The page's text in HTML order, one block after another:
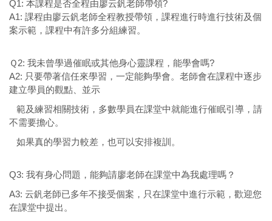
Q1: 本課程是否全程由廖云釩老師帶領?
A1: 課程由廖云釩老師全程教授帶領，課程進行時進行技術及個
案示範，課程中有許多分組練習。
Ｑ2: 我未曾學過催眠或其他身心靈課程，能學會嗎?
A2: 只要帶著信任來學習，一定能夠學會。老師會在課程中逐步
建立學員的觀點、並示
範及練習相關技術，多數學員在課堂中就能進行催眠引導，請
不需要擔心。
如果真的學習力較差，也可以安排複訓。
Q3: 我有身心問題，能夠請廖老師在課堂中為我處理嗎？
A3: 云釩老師已多年不接受個案，只在課堂中進行示範，歡迎您
在課堂中提出。